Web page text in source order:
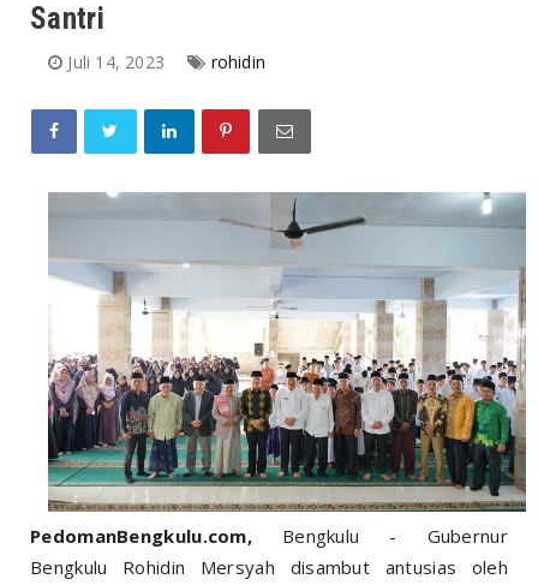
Santri
Juli 14, 2023 rohidin
PedomanBengkulu.com, Bengkulu - Gubernur
Bengkulu Rohidin Mersyah disambut antusias oleh